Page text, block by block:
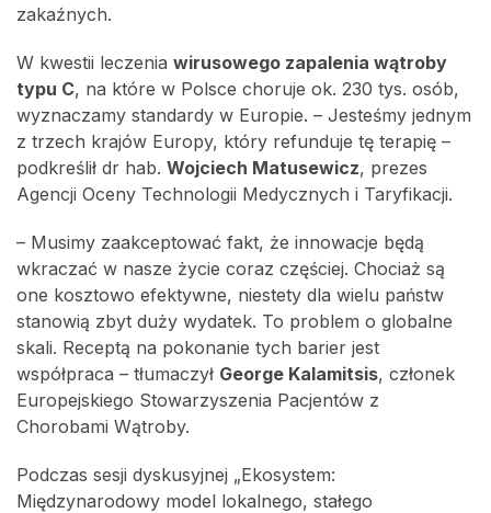
zakaźnych.
W kwestii leczenia wirusowego zapalenia wątroby
typu C, na które w Polsce choruje ok. 230 tys. osób,
wyznaczamy standardy w Europie. – Jesteśmy jednym
z trzech krajów Europy, który refunduje tę terapię –
podkreślił dr hab. Wojciech Matusewicz, prezes
Agencji Oceny Technologii Medycznych i Taryfikacji.
– Musimy zaakceptować fakt, że innowacje będą
wkraczać w nasze życie coraz częściej. Chociaż są
one kosztowo efektywne, niestety dla wielu państw
stanowią zbyt duży wydatek. To problem o globalne
skali. Receptą na pokonanie tych barier jest
współpraca – tłumaczył George Kalamitsis, członek
Europejskiego Stowarzyszenia Pacjentów z
Chorobami Wątroby.
Podczas sesji dyskusyjnej „Ekosystem:
Międzynarodowy model lokalnego, stałego